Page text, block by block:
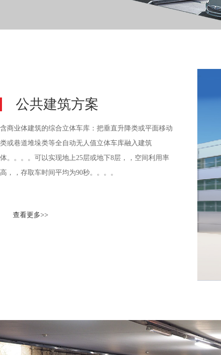
公共建筑方案
含商业体建筑的综合立体车库：把垂直升降类或平面移动
类或巷道堆垛类等全自动无人值立体车库融入建筑
体。。。。可以实现地上25层或地下8层，，空间利用率
高，，存取车时间平均为90秒。。。。
查看更多>>